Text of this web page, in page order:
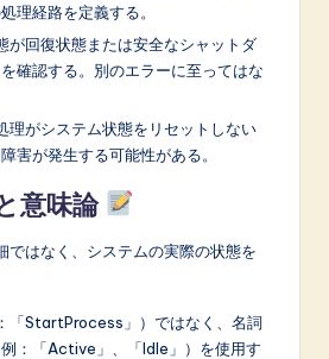
理経路を定義する。
が回復状態または安全なシャットダ
確認する。別のエラーに至ってはな
理がシステム状態をリセットしない
害が発生する可能性がある。
意味論
ではなく、システムの実際の状態を
「StartProcess」）ではなく、名詞
例：「Active」、「Idle」）を使用す